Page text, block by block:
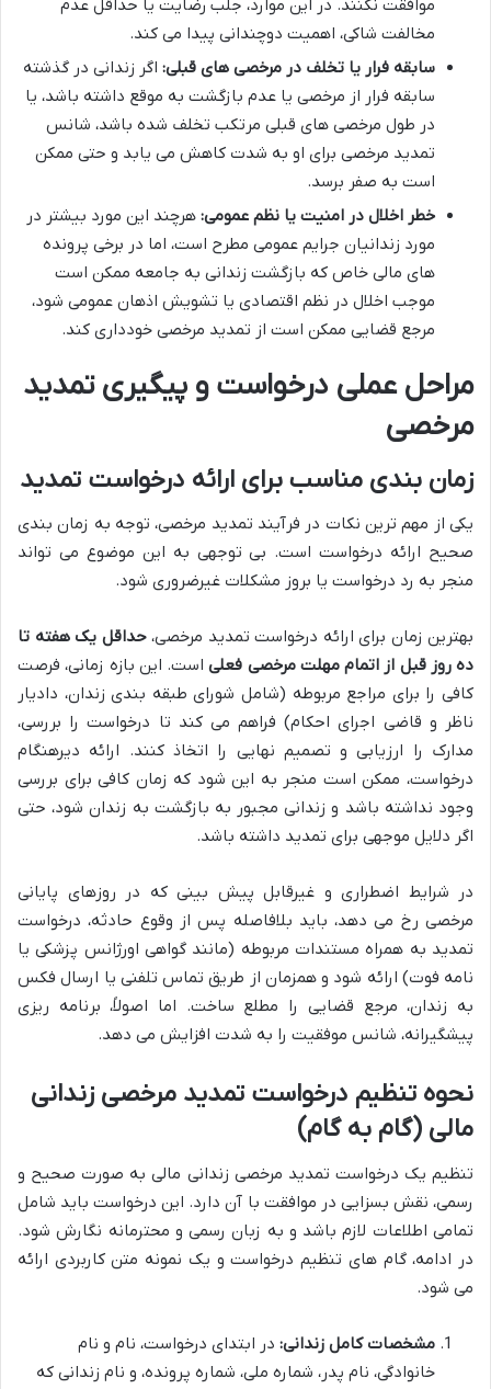
موافقت نکنند. در این موارد، جلب رضایت یا حداقل عدم
مخالفت شاکی، اهمیت دوچندانی پیدا می کند.
سابقه فرار یا تخلف در مرخصی های قبلی: اگر زندانی در گذشته
سابقه فرار از مرخصی یا عدم بازگشت به موقع داشته باشد، یا
در طول مرخصی های قبلی مرتکب تخلف شده باشد، شانس
تمدید مرخصی برای او به شدت کاهش می یابد و حتی ممکن
است به صفر برسد.
خطر اخلال در امنیت یا نظم عمومی: هرچند این مورد بیشتر در
مورد زندانیان جرایم عمومی مطرح است، اما در برخی پرونده
های مالی خاص که بازگشت زندانی به جامعه ممکن است
موجب اخلال در نظم اقتصادی یا تشویش اذهان عمومی شود،
مرجع قضایی ممکن است از تمدید مرخصی خودداری کند.
مراحل عملی درخواست و پیگیری تمدید
مرخصی
زمان بندی مناسب برای ارائه درخواست تمدید
یکی از مهم ترین نکات در فرآیند تمدید مرخصی، توجه به زمان بندی
صحیح ارائه درخواست است. بی توجهی به این موضوع می تواند
منجر به رد درخواست یا بروز مشکلات غیرضروری شود.
بهترین زمان برای ارائه درخواست تمدید مرخصی،حداقل یک هفته تا
ده روز قبل از اتمام مهلت مرخصی فعلیاست. این بازه زمانی، فرصت
کافی را برای مراجع مربوطه (شامل شورای طبقه بندی زندان، دادیار
ناظر و قاضی اجرای احکام) فراهم می کند تا درخواست را بررسی،
مدارک را ارزیابی و تصمیم نهایی را اتخاذ کنند. ارائه دیرهنگام
درخواست، ممکن است منجر به این شود که زمان کافی برای بررسی
وجود نداشته باشد و زندانی مجبور به بازگشت به زندان شود، حتی
اگر دلایل موجهی برای تمدید داشته باشد.
در شرایط اضطراری و غیرقابل پیش بینی که در روزهای پایانی
مرخصی رخ می دهد، باید بلافاصله پس از وقوع حادثه، درخواست
تمدید به همراه مستندات مربوطه (مانند گواهی اورژانس پزشکی یا
نامه فوت) ارائه شود و همزمان از طریق تماس تلفنی یا ارسال فکس
به زندان، مرجع قضایی را مطلع ساخت. اما اصولاً، برنامه ریزی
پیشگیرانه، شانس موفقیت را به شدت افزایش می دهد.
نحوه تنظیم درخواست تمدید مرخصی زندانی
مالی (گام به گام)
تنظیم یک درخواست تمدید مرخصی زندانی مالی به صورت صحیح و
رسمی، نقش بسزایی در موافقت با آن دارد. این درخواست باید شامل
تمامی اطلاعات لازم باشد و به زبان رسمی و محترمانه نگارش شود.
در ادامه، گام های تنظیم درخواست و یک نمونه متن کاربردی ارائه
می شود.
مشخصات کامل زندانی: در ابتدای درخواست، نام و نام
خانوادگی، نام پدر، شماره ملی، شماره پرونده، و نام زندانی که